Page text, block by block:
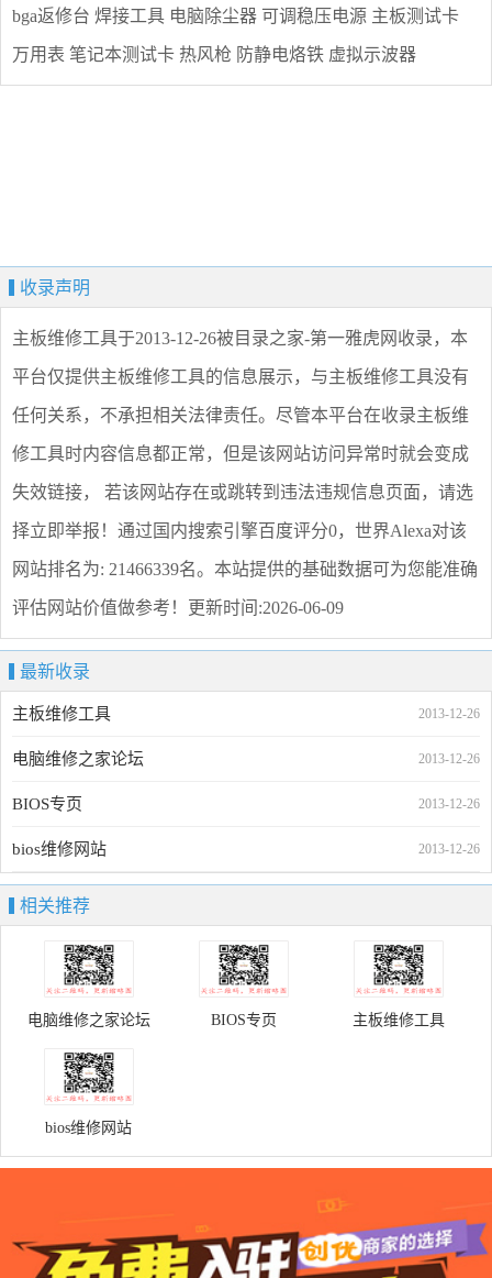
bga返修台 焊接工具 电脑除尘器 可调稳压电源 主板测试卡
万用表 笔记本测试卡 热风枪 防静电烙铁 虚拟示波器
收录声明
主板维修工具于2013-12-26被目录之家-第一雅虎网收录，本
平台仅提供主板维修工具的信息展示，与主板维修工具没有
任何关系，不承担相关法律责任。尽管本平台在收录主板维
修工具时内容信息都正常，但是该网站访问异常时就会变成
失效链接， 若该网站存在或跳转到违法违规信息页面，请选
择立即举报 ！通过国内搜索引擎百度评分0，世界Alexa对该
网站排名为: 21466339名。本站提供的基础数据可为您能准确
评估网站价值做参考！ 更新时间:2026-06-09
最新收录
2013-12-26
主板维修工具
2013-12-26
电脑维修之家论坛
2013-12-26
BIOS专页
2013-12-26
bios维修网站
相关推荐
电脑维修之家论坛 BIOS专页 主板维修工具
bios维修网站